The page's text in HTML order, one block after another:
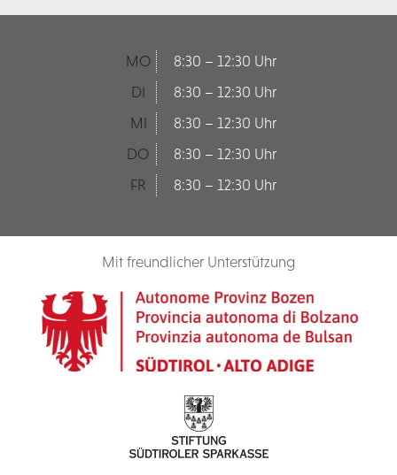
MO
8:30 – 12:30 Uhr
DI
8:30 – 12:30 Uhr
MI
8:30 – 12:30 Uhr
DO
8:30 – 12:30 Uhr
FR
8:30 – 12:30 Uhr
Mit freundlicher Unterstützung